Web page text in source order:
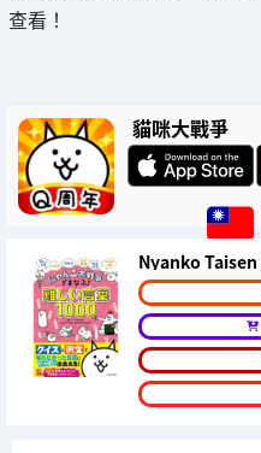
查看！
貓咪大戰爭
Nyanko Taisen